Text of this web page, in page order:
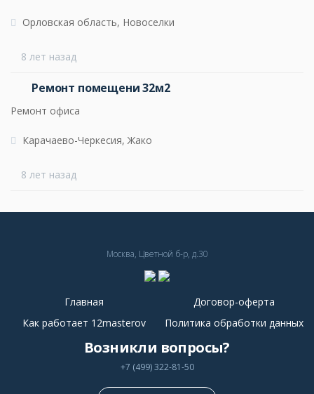
8 лет назад
Орловская область, Новоселки
Ремонт помещени 32м2
Ремонт офиса
8 лет назад
Карачаево-Черкесия, Жако
Москва, Цветной б-р, д.30
Главная
Договор-оферта
Как работает 12masterov
Политика обработки данных
Возникли вопросы?
+7 (499) 322-81-50